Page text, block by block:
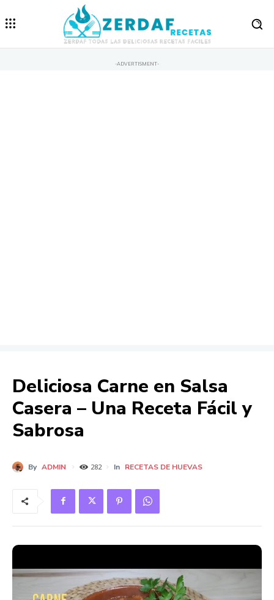
-ADVERTISMENT-
Deliciosa Carne en Salsa
Casera – Una Receta Fácil y
Sabrosa
By ADMIN 282 In RECETAS DE HUEVAS